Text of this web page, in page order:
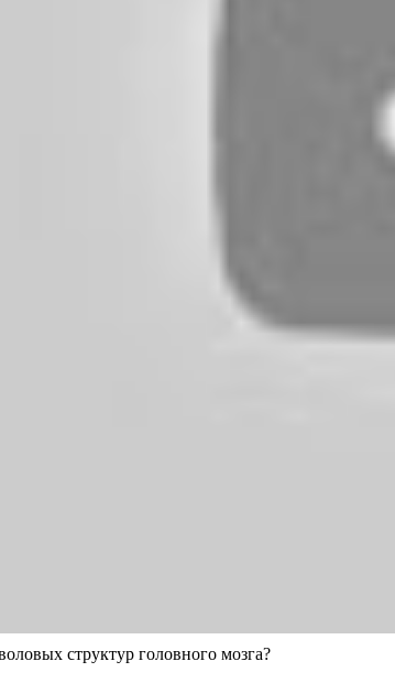
структур головного мозга?